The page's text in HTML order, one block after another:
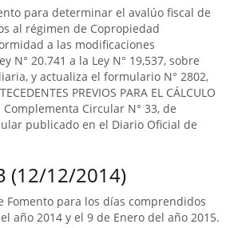
para determinar el avalúo fiscal de
al régimen de Copropiedad
a las modificaciones
N° 20.741 a la Ley N° 19,537, sobre
y actualiza el formulario N° 2802,
PREVIOS PARA EL CÁLCULO
Complementa Circular N° 33, de
publicado en el Diario Oficial de
(12/12/2014)
Fomento para los días comprendidos
año 2014 y el 9 de Enero del año 2015.